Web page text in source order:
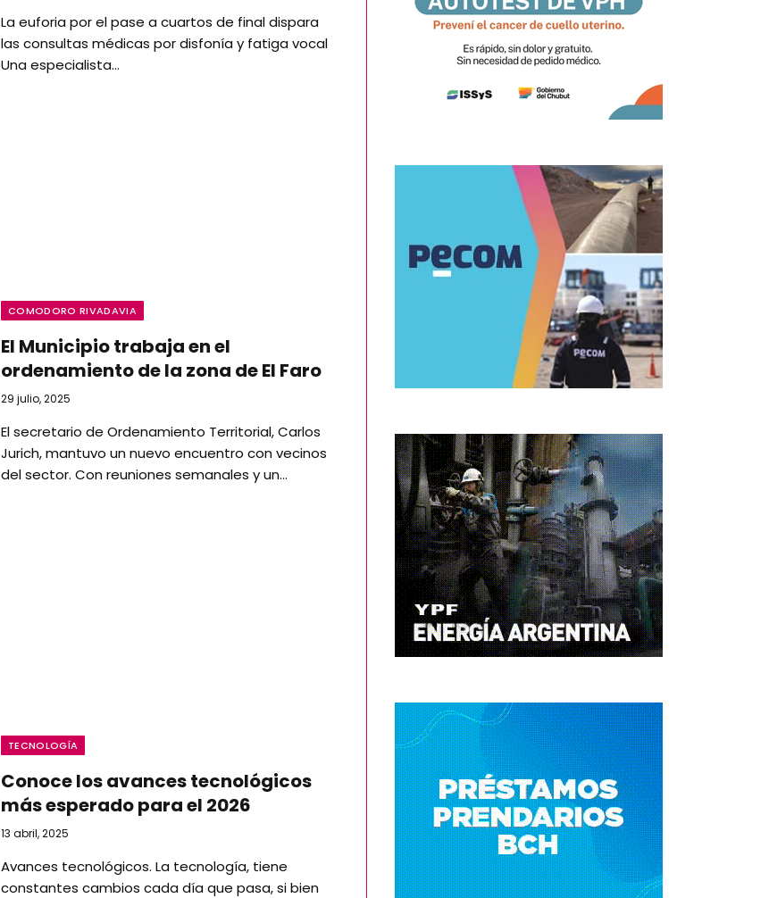
La euforia por el pase a cuartos de final dispara
las consultas médicas por disfonía y fatiga vocal
Una especialista…
COMODORO RIVADAVIA
El Municipio trabaja en el
ordenamiento de la zona de El Faro
29 julio, 2025
El secretario de Ordenamiento Territorial, Carlos
Jurich, mantuvo un nuevo encuentro con vecinos
del sector. Con reuniones semanales y un…
TECNOLOGÍA
Conoce los avances tecnológicos
más esperado para el 2026
13 abril, 2025
Avances tecnológicos. La tecnología, tiene
constantes cambios cada día que pasa, si bien